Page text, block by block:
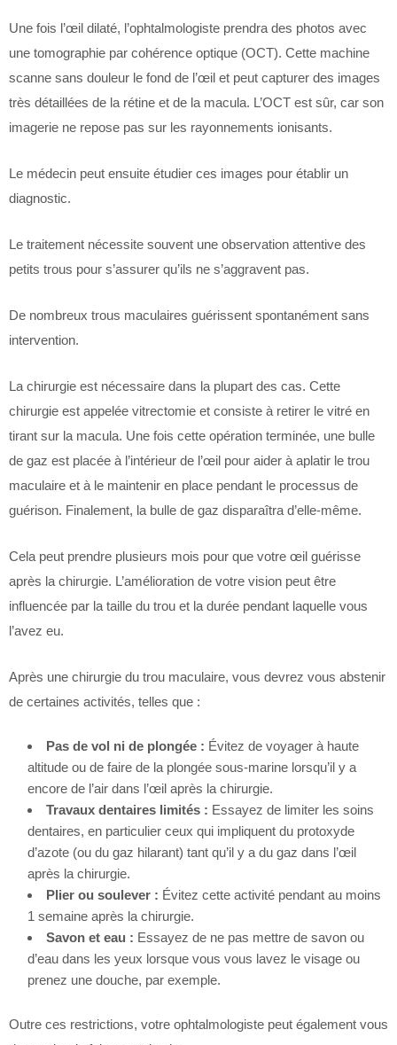
Une fois l’œil dilaté, l’ophtalmologiste prendra des photos avec
une tomographie par cohérence optique (OCT). Cette machine
scanne sans douleur le fond de l’œil et peut capturer des images
très détaillées de la rétine et de la macula. L’OCT est sûr, car son
imagerie ne repose pas sur les rayonnements ionisants.
Le médecin peut ensuite étudier ces images pour établir un
diagnostic.
Le traitement nécessite souvent une observation attentive des
petits trous pour s’assurer qu’ils ne s’aggravent pas.
De nombreux trous maculaires guérissent spontanément sans
intervention.
La chirurgie est nécessaire dans la plupart des cas. Cette
chirurgie est appelée vitrectomie et consiste à retirer le vitré en
tirant sur la macula. Une fois cette opération terminée, une bulle
de gaz est placée à l’intérieur de l’œil pour aider à aplatir le trou
maculaire et à le maintenir en place pendant le processus de
guérison. Finalement, la bulle de gaz disparaîtra d’elle-même.
Cela peut prendre plusieurs mois pour que votre œil guérisse
après la chirurgie. L’amélioration de votre vision peut être
influencée par la taille du trou et la durée pendant laquelle vous
l’avez eu.
Après une chirurgie du trou maculaire, vous devrez vous abstenir
de certaines activités, telles que :
Pas de vol ni de plongée : Évitez de voyager à haute
altitude ou de faire de la plongée sous-marine lorsqu’il y a
encore de l’air dans l’œil après la chirurgie.
Travaux dentaires limités : Essayez de limiter les soins
dentaires, en particulier ceux qui impliquent du protoxyde
d’azote (ou du gaz hilarant) tant qu’il y a du gaz dans l’œil
après la chirurgie.
Plier ou soulever : Évitez cette activité pendant au moins
1 semaine après la chirurgie.
Savon et eau : Essayez de ne pas mettre de savon ou
d’eau dans les yeux lorsque vous vous lavez le visage ou
prenez une douche, par exemple.
Outre ces restrictions, votre ophtalmologiste peut également vous